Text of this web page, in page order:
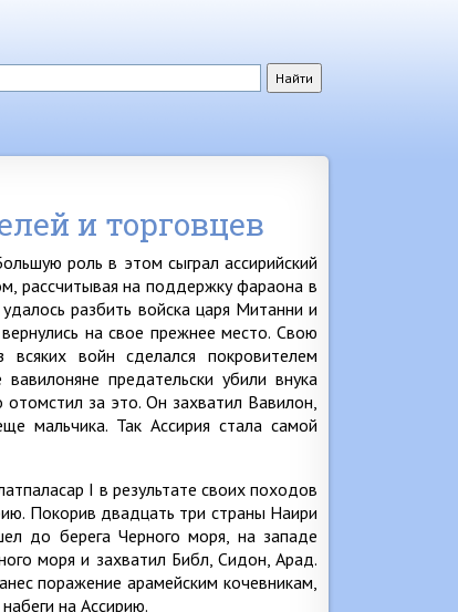
и торговцев
роль в этом сыграл ассирийский
рассчитывая на поддержку фараона в
разбить войска царя Митанни и
на свое прежнее место. Свою
войн сделался покровителем
предательски убили внука
за это. Он захватил Вавилон,
мальчика. Так Ассирия стала самой
I в результате своих походов
Покорив двадцать три страны Наири
до берега Черного моря, на западе
моря и захватил Библ, Сидон, Арад.
поражение арамейским кочевникам,
на Ассирию.